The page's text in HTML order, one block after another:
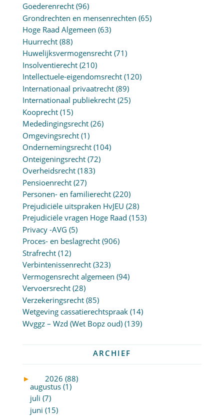
Goederenrecht(96)
Grondrechten en mensenrechten (65)
Hoge Raad Algemeen (63)
Huurrecht(88)
Huwelijksvermogensrecht(71)
Insolventierecht(210)
Intellectuele-eigendomsrecht(120)
Internationaal privaatrecht(89)
Internationaal publiekrecht(25)
Kooprecht(15)
Mededingingsrecht(26)
Omgevingsrecht(1)
Ondernemingsrecht(104)
Onteigeningsrecht(72)
Overheidsrecht(183)
Pensioenrecht(27)
Personen- en familierecht(220)
Prejudiciële uitspraken HvJEU (28)
Prejudiciële vragen Hoge Raad (153)
Privacy -AVG (5)
Proces- en beslagrecht(906)
Strafrecht(12)
Verbintenissenrecht(323)
Vermogensrecht algemeen (94)
Vervoersrecht(28)
Verzekeringsrecht(85)
Wetgeving cassatierechtspraak(14)
Wvggz – Wzd (Wet Bopz oud)(139)
ARCHIEF
►
2026 (88)
augustus (1)
juli (7)
juni (15)